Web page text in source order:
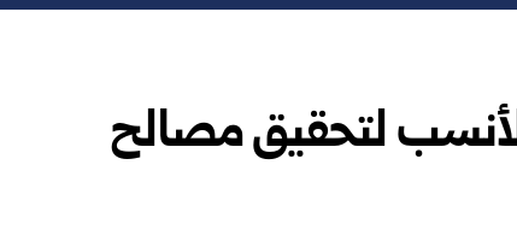
لتحقيق مصالح